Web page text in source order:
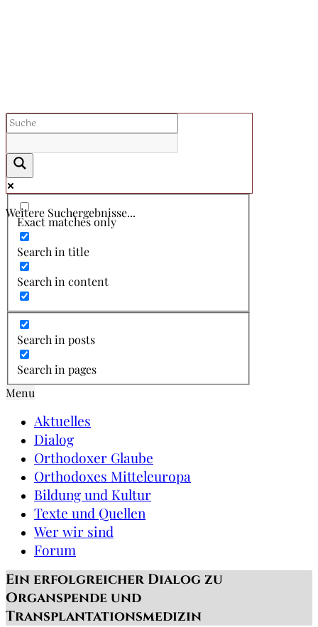
Weitere Suchergebnisse...
Exact matches only
Search in title
Search in content
Search in posts
Search in pages
Menu
Aktuelles
Dialog
Orthodoxer Glaube
Orthodoxes Mitteleuropa
Bildung und Kultur
Texte und Quellen
Wer wir sind
Forum
Ein erfolgreicher Dialog zu
Organspende und
Transplantationsmedizin